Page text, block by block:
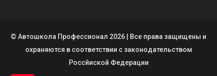
© Автошкола Профессионал 2026 | Все права защищены и
охраняются в соответствии с законодательством
Россйиской Федерации